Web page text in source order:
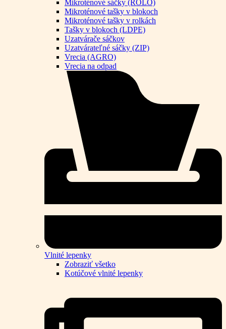
Mikroténové sáčky (ROLO)
Mikroténové tašky v blokoch
Mikroténové tašky v rolkách
Tašky v blokoch (LDPE)
Uzatvárače sáčkov
Uzatvárateľné sáčky (ZIP)
Vrecia (AGRO)
Vrecia na odpad
Vlnité lepenky
Zobraziť všetko
Kotúčové vlnité lepenky